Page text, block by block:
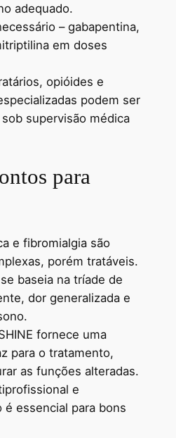
adequado.
– gabapentina,
em doses
opióides e
podem ser
supervisão médica
para
e fibromialgia são
porém tratáveis.
baseia na tríade de
dor generalizada e
fornece uma
para o tratamento,
as funções alteradas.
e
é essencial para bons